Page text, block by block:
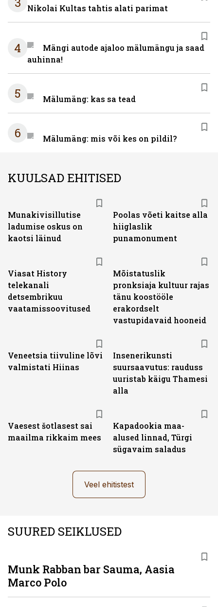
Nikolai Kultas tahtis alati parimat
4
Mängi autode ajaloo mälumängu ja saad
auhinna!
5 Mälumäng: kas sa tead
6 Mälumäng: mis või kes on pildil?
KUULSAD EHITISED
Munakivisillutise
ladumise oskus on
kaotsi läinud
Poolas võeti kaitse alla
hiiglaslik
punamonument
Viasat History
telekanali
detsembrikuu
vaatamissoovitused
Mõistatuslik
pronksiaja kultuur rajas
tänu koostööle
erakordselt
vastupidavaid hooneid
Veneetsia tiivuline lõvi
valmistati Hiinas
Insenerikunsti
suursaavutus: rauduss
uuristab käigu Thamesi
alla
Vaesest šotlasest sai
maailma rikkaim mees
Kapadookia maa-
alused linnad, Türgi
sügavaim saladus
Veel ehitistest
SUURED SEIKLUSED
Munk Rabban bar Sauma, Aasia
Marco Polo